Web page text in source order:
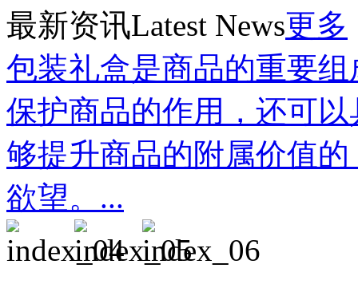
最新资讯Latest News更多
包装礼盒是商品的重要
保护商品的作用，还可
够提升商品的附属价值
欲望。...